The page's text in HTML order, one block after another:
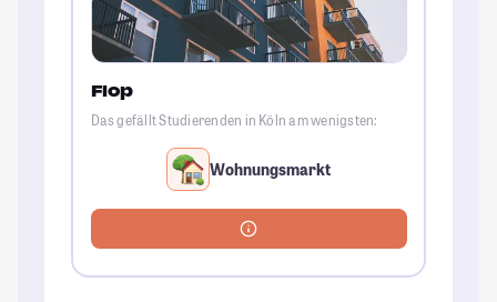
Flop
Das gefällt Studierenden in Köln am wenigsten:
Wohnungsmarkt